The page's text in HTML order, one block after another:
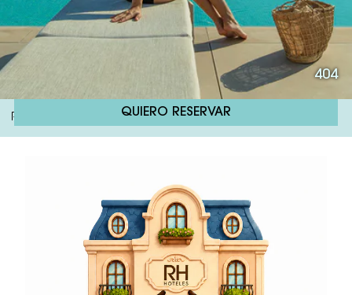
404
QUIERO RESERVAR
RH Bayren & Spa 404